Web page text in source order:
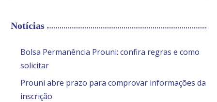
Notícias
Bolsa Permanência Prouni: confira regras e como
solicitar
Prouni abre prazo para comprovar informações da
inscrição